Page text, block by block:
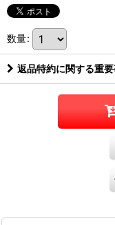
数量:
返品特約に関する重